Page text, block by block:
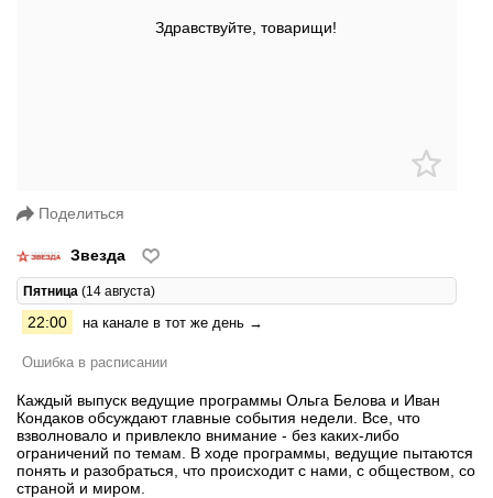
Поделиться
Звезда
Пятница (14 августа)
22:00 на канале в тот же день →
Ошибка в расписании
Каждый выпуск ведущие программы Ольга Белова и Иван
Кондаков обсуждают главные события недели. Все, что
взволновало и привлекло внимание - без каких-либо
ограничений по темам. В ходе программы, ведущие пытаются
понять и разобраться, что происходит с нами, с обществом, со
страной и миром.